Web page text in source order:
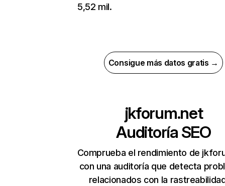
5,52 mil.
Consigue más datos gratis →
jkforum.net
Auditoría SEO
Comprueba el rendimiento de
con una auditoría que detecta
relacionados con la